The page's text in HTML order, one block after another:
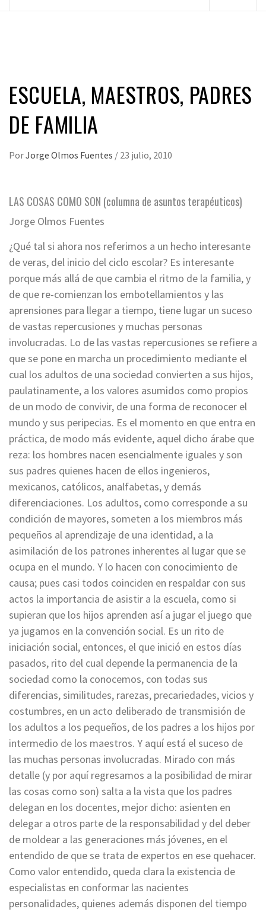
ESCUELA, MAESTROS, PADRES
DE FAMILIA
PorJorge Olmos Fuentes / 23 julio, 2010
LAS COSAS COMO SON (columna de asuntos terapéuticos)
Jorge Olmos Fuentes
¿Qué tal si ahora nos referimos a un hecho interesante
de veras, del inicio del ciclo escolar? Es interesante
porque más allá de que cambia el ritmo de la familia, y
de que re-comienzan los embotellamientos y las
aprensiones para llegar a tiempo, tiene lugar un suceso
de vastas repercusiones y muchas personas
involucradas. Lo de las vastas repercusiones se refiere a
que se pone en marcha un procedimiento mediante el
cual los adultos de una sociedad convierten a sus hijos,
paulatinamente, a los valores asumidos como propios
de un modo de convivir, de una forma de reconocer el
mundo y sus peripecias. Es el momento en que entra en
práctica, de modo más evidente, aquel dicho árabe que
reza: los hombres nacen esencialmente iguales y son
sus padres quienes hacen de ellos ingenieros,
mexicanos, católicos, analfabetas, y demás
diferenciaciones. Los adultos, como corresponde a su
condición de mayores, someten a los miembros más
pequeños al aprendizaje de una identidad, a la
asimilación de los patrones inherentes al lugar que se
ocupa en el mundo. Y lo hacen con conocimiento de
causa; pues casi todos coinciden en respaldar con sus
actos la importancia de asistir a la escuela, como si
supieran que los hijos aprenden así a jugar el juego que
ya jugamos en la convención social. Es un rito de
iniciación social, entonces, el que inició en estos días
pasados, rito del cual depende la permanencia de la
sociedad como la conocemos, con todas sus
diferencias, similitudes, rarezas, precariedades, vicios y
costumbres, en un acto deliberado de transmisión de
los adultos a los pequeños, de los padres a los hijos por
intermedio de los maestros. Y aquí está el suceso de
las muchas personas involucradas. Mirado con más
detalle (y por aquí regresamos a la posibilidad de mirar
las cosas como son) salta a la vista que los padres
delegan en los docentes, mejor dicho: asienten en
delegar a otros parte de la responsabilidad y del deber
de moldear a las generaciones más jóvenes, en el
entendido de que se trata de expertos en ese quehacer.
Como valor entendido, queda clara la existencia de
especialistas en conformar las nacientes
personalidades, quienes además disponen del tiempo